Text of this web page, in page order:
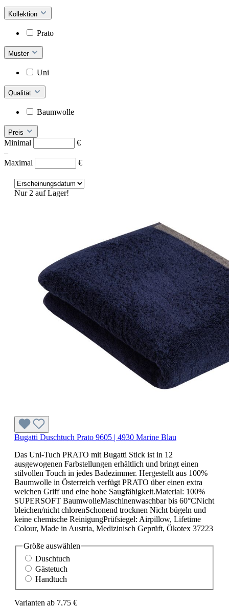
Kollektion
Prato
Muster
Uni
Qualität
Baumwolle
Preis
Minimal
€
–
Maximal
€
Nur 2 auf Lager!
Bugatti Duschtuch Prato 9605 | 4930 Marine Blau
Das Uni-Tuch PRATO mit Bugatti Stick ist in 12
ausgewogenen Farbstellungen erhältlich und bringt einen
stilvollen Touch in jedes Badezimmer. Hergestellt aus 100%
Baumwolle in Österreich verfügt PRATO über einen extra
weichen Griff und eine hohe Saugfähigkeit.Material: 100%
SUPERSOFT BaumwolleMaschinenwaschbar bis 60°CNicht
bleichen/nicht chlorenSchonend trocknen Nicht bügeln und
keine chemische ReinigungPrüfsiegel: Airpillow, Lifetime
Colour, Made in Austria, Medizinisch Geprüft, Ökotex 37223
Größe auswählen
Duschtuch
Gästetuch
Handtuch
Varianten ab 7,75 €